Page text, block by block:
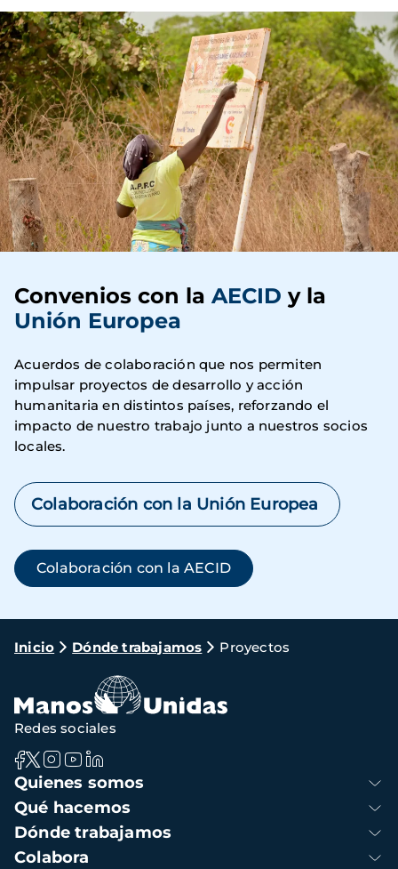
Convenios con la AECID y la
Unión Europea
Acuerdos de colaboración que nos permiten
impulsar proyectos de desarrollo y acción
humanitaria en distintos países, reforzando el
impacto de nuestro trabajo junto a nuestros socios
locales.
Colaboración con la Unión Europea
Colaboración con la AECID
Ruta
navegación
Inicio Dónde trabajamos Proyectos
Navegación
principal
Quienes somos
Qué hacemos
Dónde trabajamos
Colabora
Redes sociales